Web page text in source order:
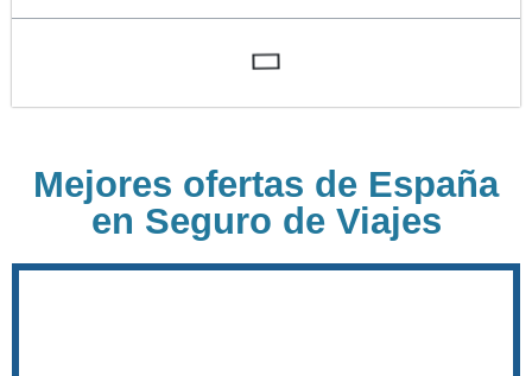
Mejores ofertas de España
en Seguro de Viajes